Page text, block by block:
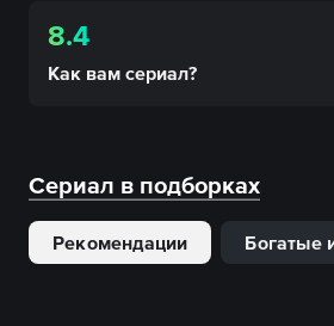
8.4
Как вам сериал?
Сериал в подборках
Рекомендации Богатые